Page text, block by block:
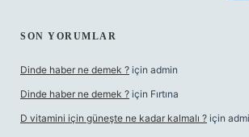
SON YORUMLAR
Dinde haber ne demek ? için admin
Dinde haber ne demek ? için Fırtına
D vitamini için güneşte ne kadar kalmalı ? için